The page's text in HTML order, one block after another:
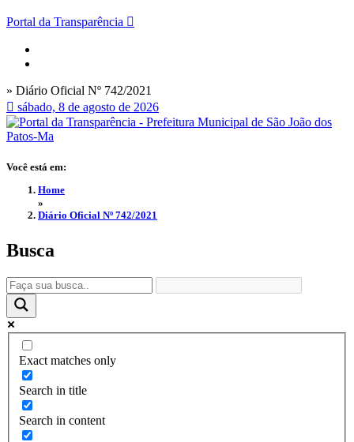
Portal da Transparência
» Diário Oficial Nº 742/2021
sábado, 8 de agosto de 2026
Você está em:
Home
»
Diário Oficial Nº 742/2021
Busca
Exact matches only
Search in title
Search in content